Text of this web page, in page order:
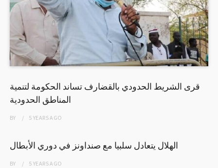
قرى الشريط الحدودي بالقضارف تساند الحكومة لتنمية
المناطق الحدودية
BY 5 YEARSAGO
الهلال يتعادل سلبيا مع صنداونز في دوري الأبطال
BY 5 YEARSAGO